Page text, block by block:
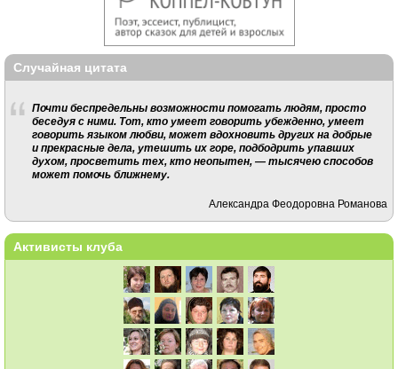
Случайная цитата
Почти беспредельны возможности помогать людям, просто
беседуя с ними. Тот, кто умеет говорить убежденно, умеет
говорить языком любви, может вдохновить других на добрые
и прекрасные дела, утешить их горе, подбодрить упавших
духом, просветить тех, кто неопытен, — тысячею способов
может помочь ближнему.
Александра Феодоровна Романова
Активисты клуба